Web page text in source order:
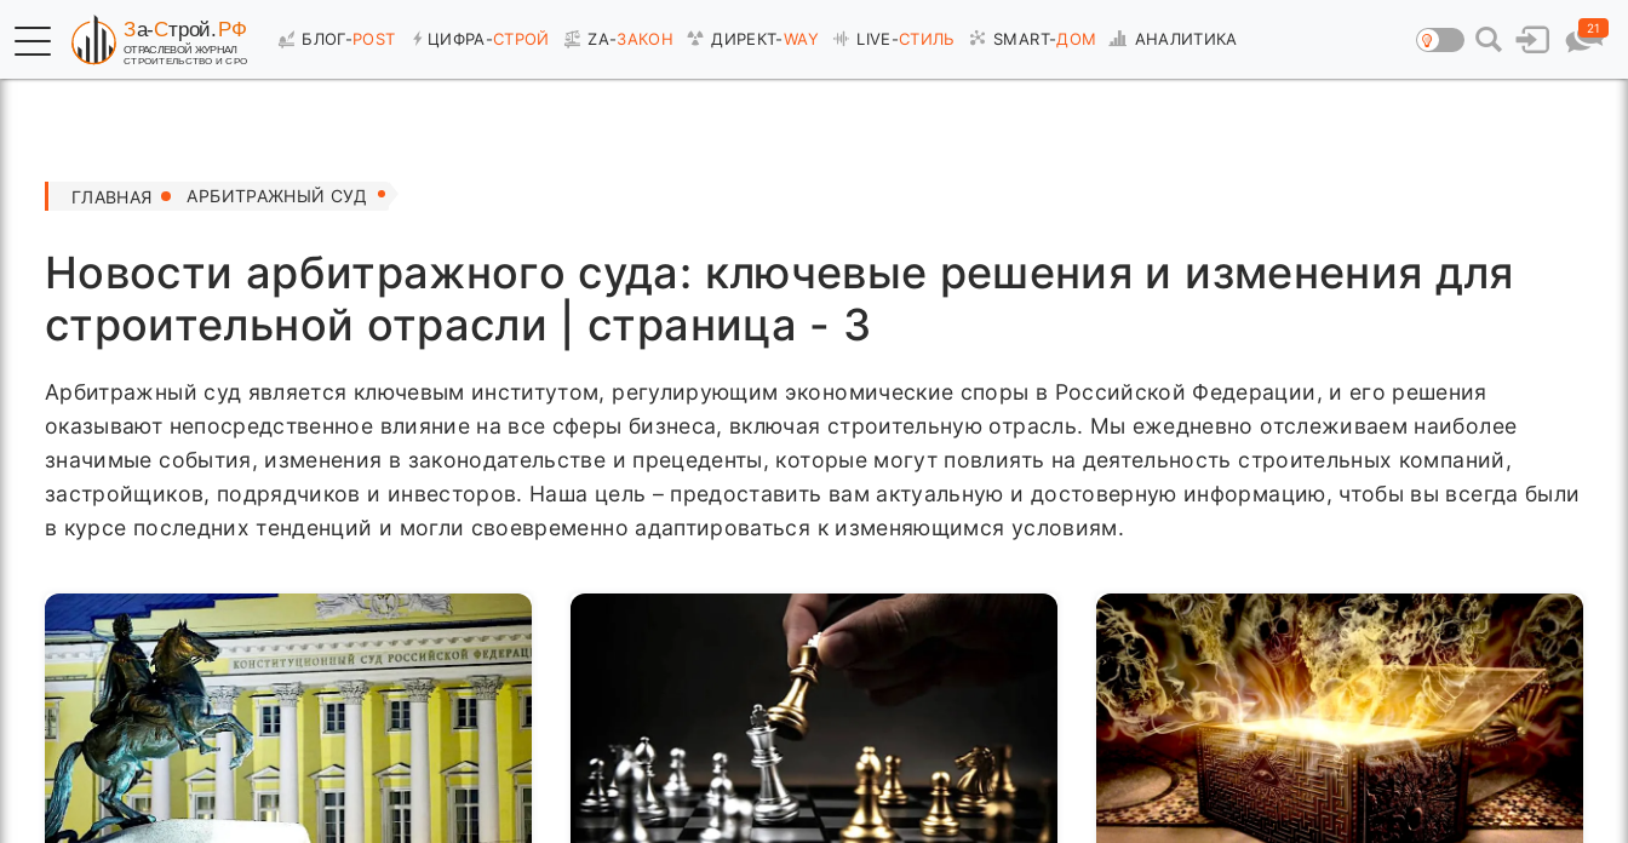
БЛОГ-POST ЦИФРА-СТРОЙ ZA-ЗАКОН ДИРЕКТ-WAY LIVE-СТИЛЬ SMART-ДОМ АНАЛИТИКА
21
ГЛАВНАЯ АРБИТРАЖНЫЙ СУД
Новости арбитражного суда: ключевые решения и изменения для
строительной отрасли | страница - 3
Арбитражный суд является ключевым институтом, регулирующим экономические споры в Российской Федерации, и его решения
оказывают непосредственное влияние на все сферы бизнеса, включая строительную отрасль. Мы ежедневно отслеживаем наиболее
значимые события, изменения в законодательстве и прецеденты, которые могут повлиять на деятельность строительных компаний,
застройщиков, подрядчиков и инвесторов. Наша цель – предоставить вам актуальную и достоверную информацию, чтобы вы всегда были
в курсе последних тенденций и могли своевременно адаптироваться к изменяющимся условиям.